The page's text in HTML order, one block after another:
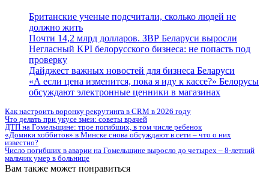
Британские ученые подсчитали, сколько людей не
должно жить
Почти 14,2 млрд долларов. ЗВР Беларуси выросли
Негласный KPI белорусского бизнеса: не попасть под
проверку
Дайджест важных новостей для бизнеса Беларуси
«А если цена изменится, пока я иду к кассе?» Белорусы
обсуждают электронные ценники в магазинах
Как настроить воронку рекрутинга в CRM в 2026 году
Что делать при укусе змеи: советы врачей
ДТП на Гомельщине: трое погибших, в том числе ребенок
«Домики хоббитов» в Минске снова обсуждают в сети – что о них
известно?
Число погибших в аварии на Гомельщине выросло до четырех – 8-летний
мальчик умер в больнице
Вам также может понравиться